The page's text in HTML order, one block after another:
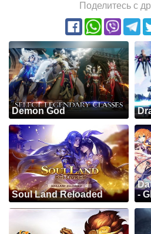
Поделитесь с
Demon God
Soul Land Reloaded
-